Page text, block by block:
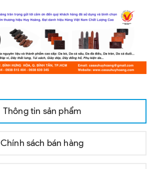
Thông tin sản phẩm
Chính sách bán hàng